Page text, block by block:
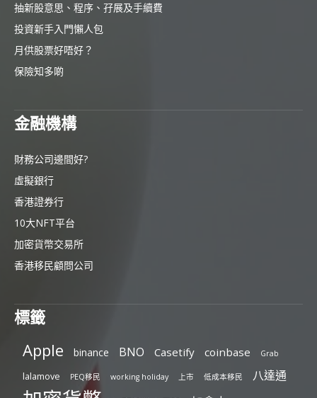
抽新股意思、程序、孖展及手續費
投資新手入門懶人包
月供股票好唔好？
保險知多啲
金融機構
財務公司邊間好?
虛擬銀行
香港證券行
10大NFT平台
加密貨幣交易所
香港移民顧問公司
標籤
Apple binance BNO Casetify coinbase Grab
lalamove PEQ移民 working holiday 上市 低成本移民 八達通